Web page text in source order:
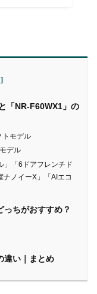
「NR-F60WX1」の
トモデル
デル
」「6ドアフレンチド
ナノイーX」「AIエコ
っちがおすすめ？
違い｜まとめ